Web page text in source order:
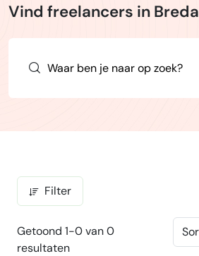
Vind freelancers in Breda
Filter
Getoond 1-0 van 0
resultaten